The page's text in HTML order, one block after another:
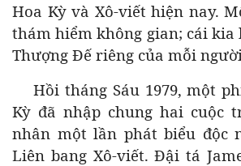
Hoa Kỳ và Xô-viết hiện nay.
thám hiểm không gian; cái
Thượng Đế riêng của mỗi
Hồi tháng Sáu 1979, một
Kỳ đã nhập chung hai cuộc
nhân một lần phát biểu độc
Liên bang Xô-viết. Đậi tá